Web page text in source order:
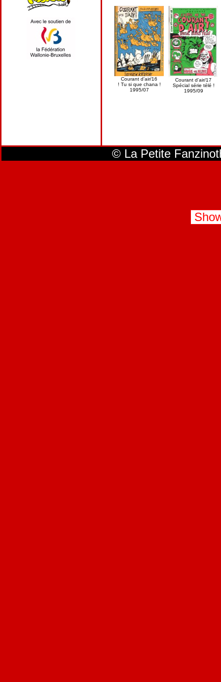
Courant d'air/16
! Tu si que chana !
1995/07
Courant d'air/17
Spécial série télé !
1995/09
© La Petite